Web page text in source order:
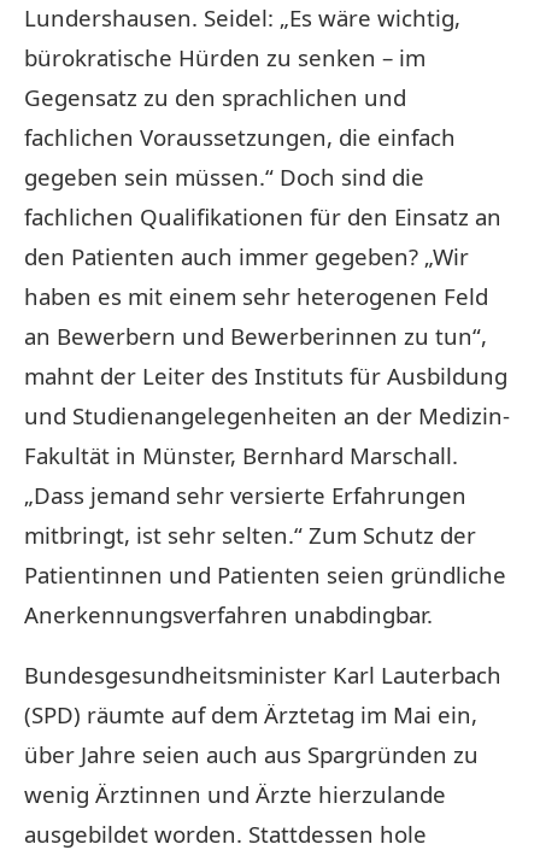
Lundershausen. Seidel: „Es wäre wichtig,
bürokratische Hürden zu senken – im
Gegensatz zu den sprachlichen und
fachlichen Voraussetzungen, die einfach
gegeben sein müssen.“ Doch sind die
fachlichen Qualifikationen für den Einsatz an
den Patienten auch immer gegeben? „Wir
haben es mit einem sehr heterogenen Feld
an Bewerbern und Bewerberinnen zu tun“,
mahnt der Leiter des Instituts für Ausbildung
und Studienangelegenheiten an der Medizin-
Fakultät in Münster, Bernhard Marschall.
„Dass jemand sehr versierte Erfahrungen
mitbringt, ist sehr selten.“ Zum Schutz der
Patientinnen und Patienten seien gründliche
Anerkennungsverfahren unabdingbar.
Bundesgesundheitsminister Karl Lauterbach
(SPD) räumte auf dem Ärztetag im Mai ein,
über Jahre seien auch aus Spargründen zu
wenig Ärztinnen und Ärzte hierzulande
ausgebildet worden. Stattdessen hole